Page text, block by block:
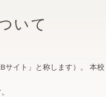
いて
サイト」と称します）。 本校